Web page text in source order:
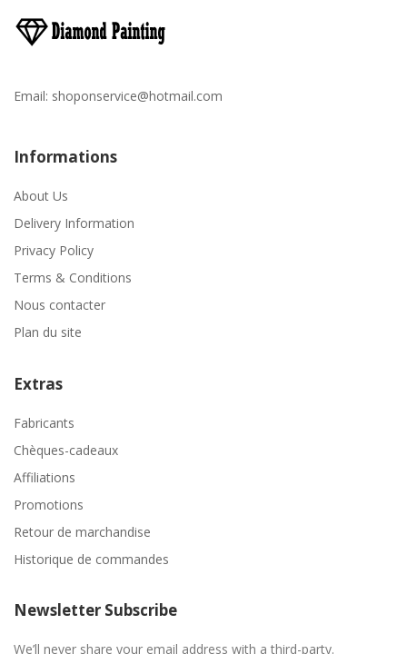
Email: shoponservice@hotmail.com
Informations
About Us
Delivery Information
Privacy Policy
Terms & Conditions
Nous contacter
Plan du site
Extras
Fabricants
Chèques-cadeaux
Affiliations
Promotions
Retour de marchandise
Historique de commandes
Newsletter Subscribe
We’ll never share your email address with a third-party.